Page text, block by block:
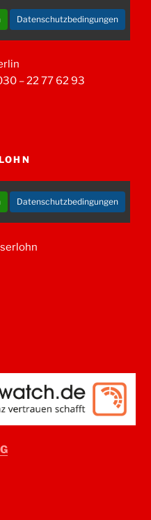
Datenschutzbedingungen
– 22 77 62 93
Datenschutzbedingungen